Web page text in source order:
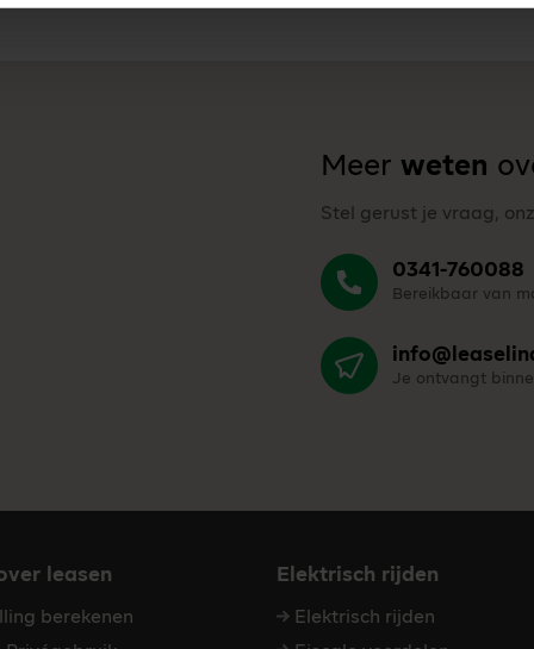
Meer weten
Stel gerust je vraag,
0341-760088
Bereikbaar van
Je ontvangt
leasen
berekenen
Elektrisch rijden
Elektrisch rijden